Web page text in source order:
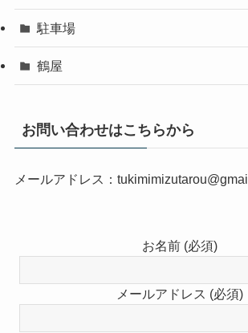
駐車場
鶴屋
お問い合わせはこちらから
メールアドレス：
お名前 (必須)
メールアドレス (必須)